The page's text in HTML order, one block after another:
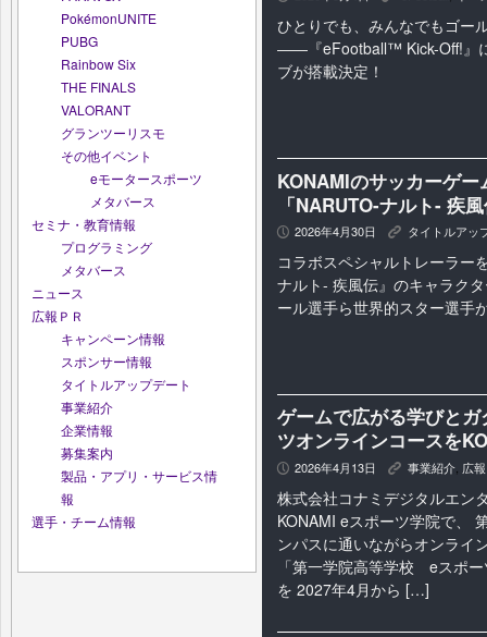
PokémonUNITE
PUBG
Rainbow Six
THE FINALS
VALORANT
グランツーリスモ
その他イベント
eモータースポーツ
メタバース
セミナ・教育情報
プログラミング
メタバース
ニュース
広報ＰＲ
キャンペーン情報
スポンサー情報
タイトルアップデート
事業紹介
企業情報
募集案内
製品・アプリ・サービス情
報
選手・チーム情報
ひとりでも、みんなでもゴー
――『eFootball™ Kick-Off!』
ブが搭載決定！
KONAMIのサッカーゲ
「NARUTO-ナルト- 疾
P 2026年4月30日 K タイトルアッ
コラボスペシャルトレーラ
ナルト- 疾風伝』のキャラク
ール選手ら世界的スター選手
ゲームで広がる学びと
ツオンラインコースを
P 2026年4月13日 K 事業紹介 広
株式会社コナミデジタルエン
KONAMI eスポーツ学院で、
ンパスに通いながらオンライ
「第一学院高等学校 eスポ
を 2027年4月から […]